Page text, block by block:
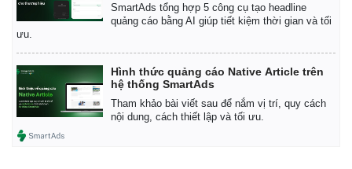
SmartAds tổng hợp 5 công cụ tạo headline
quảng cáo bằng AI giúp tiết kiệm thời gian và tối
ưu.
Hình thức quảng cáo Native Article trên
hệ thống SmartAds
Tham khảo bài viết sau để nắm vị trí, quy cách
nội dung, cách thiết lập và tối ưu.